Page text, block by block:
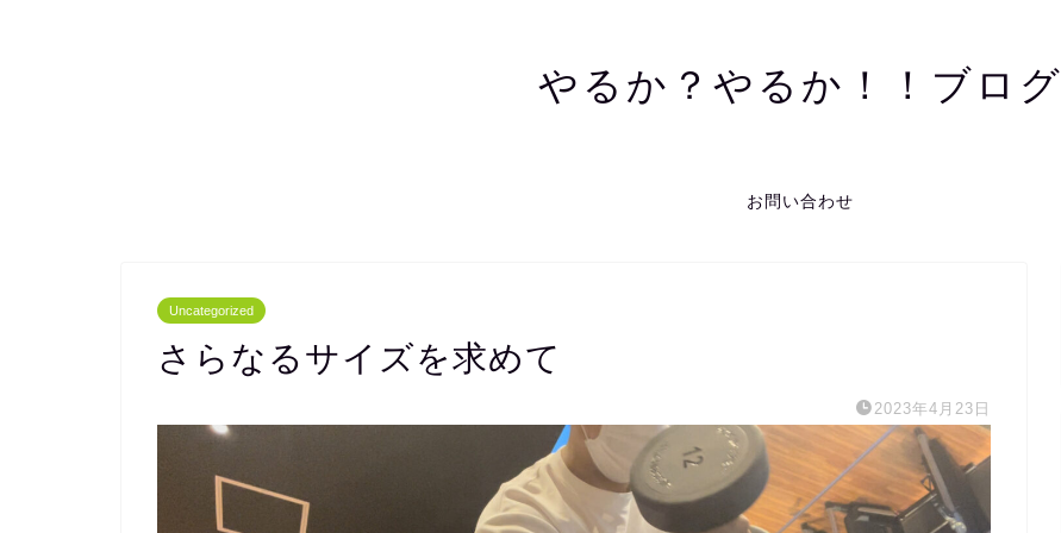
やるか？やるか！！ブログ
お問い合わせ
Uncategorized
さらなるサイズを求めて
2023年4月23日